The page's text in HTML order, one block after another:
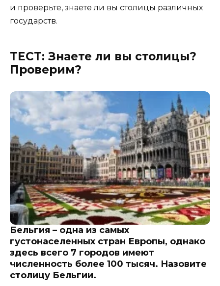
и проверьте, знаете ли вы столицы различных
государств.
ТЕСТ: Знаете ли вы столицы?
Проверим?
Бельгия – одна из самых
густонаселенных стран Европы, однако
здесь всего 7 городов имеют
численность более 100 тысяч. Назовите
столицу Бельгии.